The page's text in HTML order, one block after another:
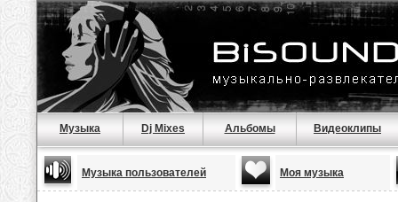
Музыка Dj Mixes Альбомы Видеоклипы
Музыка пользователей Моя музыка